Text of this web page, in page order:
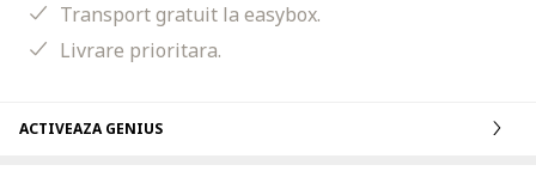
Transport gratuit la easybox.
Livrare prioritara.
ACTIVEAZA GENIUS